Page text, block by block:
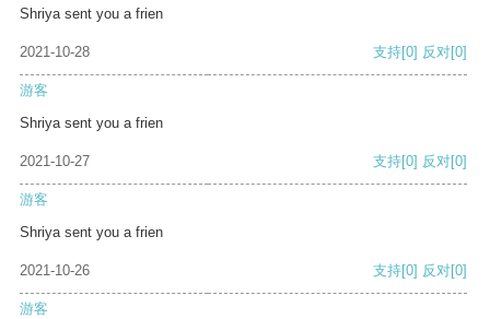
Shriya sent you a frien
2021-10-28 支持[0] 反对[0]
游客
Shriya sent you a frien
2021-10-27 支持[0] 反对[0]
游客
Shriya sent you a frien
2021-10-26 支持[0] 反对[0]
游客